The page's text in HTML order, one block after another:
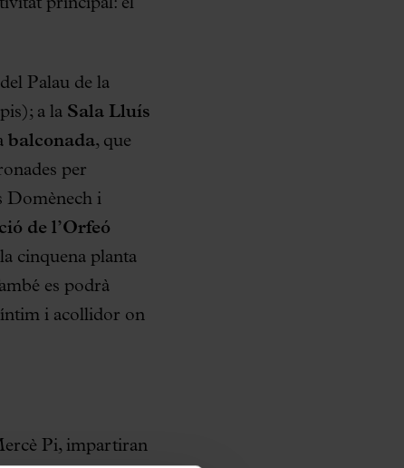
principal: el
Palau de la
a la Sala Lluís
balconada, que
per
Domènech i
de l’Orfeó
cinquena planta
es podrà
íntim i acollidor on
Pi, impartiran